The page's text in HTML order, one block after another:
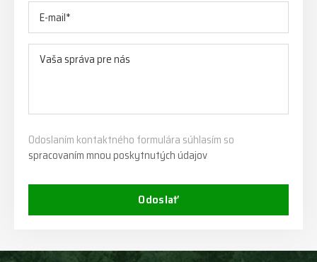
Odoslaním kontaktného formulára súhlasím so
spracovaním mnou poskytnutých údajov
Odoslať